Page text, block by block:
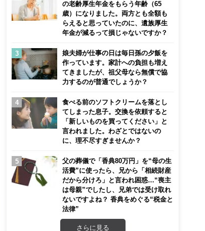
の老齢厚生年金をもらう年齢（65
歳）になりました。両方とも全額も
らえると思っていたのに、遺族厚生
年金が減るって損じゃないですか？
娘夫婦が仕事の日は毎日孫の夕飯を
作っています。家計への負担も増え
てきましたが、祖父母なら無償で協
力するのが普通でしょうか？
食べる前のソフトクリームを落とし
てしまった息子。交換を依頼すると
「新しいものを買ってください」と
言われました。わざとではないの
に、理不尽すぎませんか？
父の葬儀で「香典80万円」を“母の生
活費”に使ったら、兄から「相続財産
だから分けろ」と言われ困惑…“喪主
は母親”でしたし、兄弟では受け取れ
ないですよね？ 香典をめぐる“税金と
法律”
さらに見る